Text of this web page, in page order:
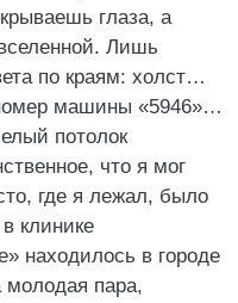
глаза, а
Лишь
по краям: холст…
машины «5946»…
потолок
что я мог
где я лежал, было
клинике
находилось в городе
пара,